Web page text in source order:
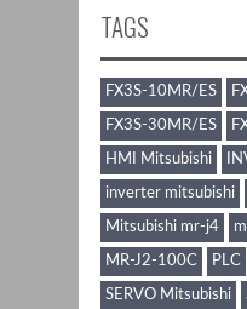
TAGS
FX3S-10MR/ES
FX3S-30MR/ES
HMI Mitsubishi
inverter mitsubishi
Mitsubishi mr-j4
MR-J2-100C PLC
SERVO Mitsubishi